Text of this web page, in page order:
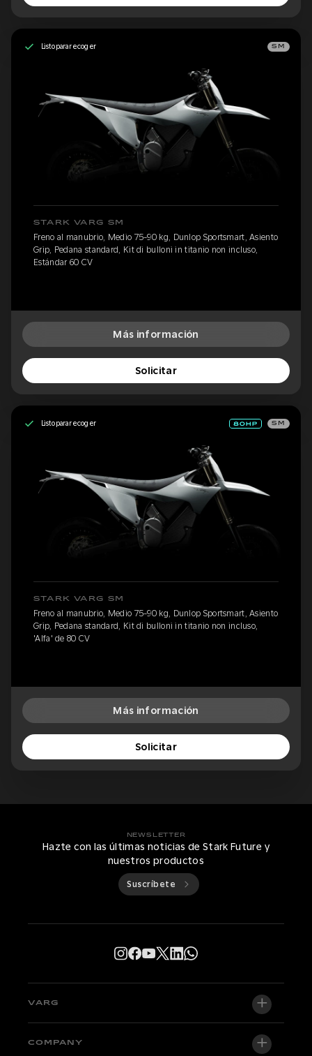
Listo para recoger SM
STARK VARG SM
Freno al manubrio, Medio 75-90 kg, Dunlop Sportsmart, Asiento
Grip, Pedana standard, Kit di bulloni in titanio non incluso,
Estándar 60 CV
Más información
Solicitar
Listo para recoger SM
STARK VARG SM
Freno al manubrio, Medio 75-90 kg, Dunlop Sportsmart, Asiento
Grip, Pedana standard, Kit di bulloni in titanio non incluso,
'Alfa' de 80 CV
Más información
Solicitar
NEWSLETTER
Hazte con las últimas noticias de Stark Future y
nuestros productos
Suscríbete
VARG
VARG EX
COMPANY